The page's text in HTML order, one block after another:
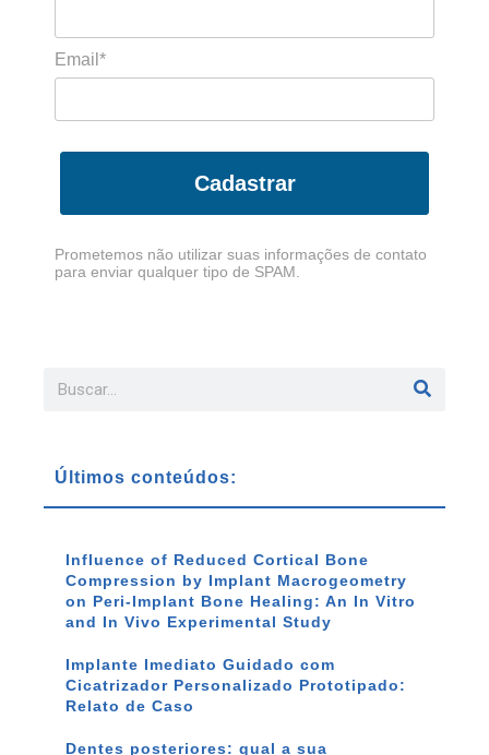
Email*
Cadastrar
Prometemos não utilizar suas informações de contato
para enviar qualquer tipo de SPAM.
Últimos conteúdos:
Influence of Reduced Cortical Bone
Compression by Implant Macrogeometry
on Peri-Implant Bone Healing: An In Vitro
and In Vivo Experimental Study
Implante Imediato Guidado com
Cicatrizador Personalizado Prototipado:
Relato de Caso
Dentes posteriores: qual a sua